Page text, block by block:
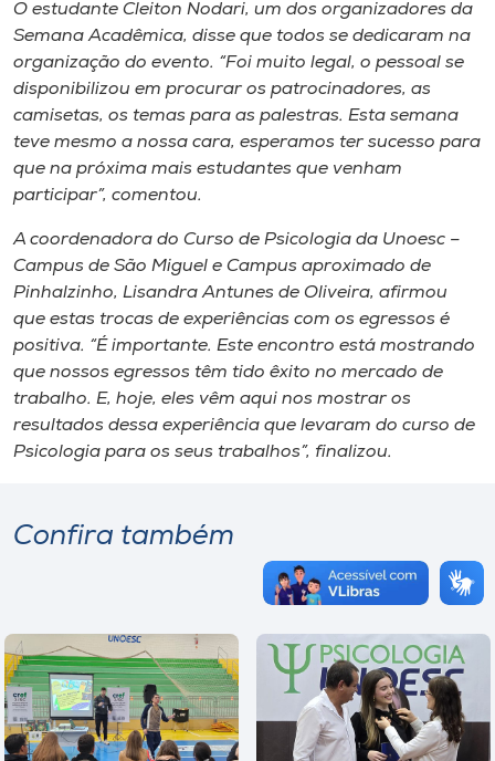
O estudante Cleiton Nodari, um dos organizadores da
Semana Acadêmica, disse que todos se dedicaram na
organização do evento. “Foi muito legal, o pessoal se
disponibilizou em procurar os patrocinadores, as
camisetas, os temas para as palestras. Esta semana
teve mesmo a nossa cara, esperamos ter sucesso para
que na próxima mais estudantes que venham
participar”, comentou.
A coordenadora do Curso de Psicologia da Unoesc –
Campus de São Miguel e Campus aproximado de
Pinhalzinho, Lisandra Antunes de Oliveira, afirmou
que estas trocas de experiências com os egressos é
positiva. “É importante. Este encontro está mostrando
que nossos egressos têm tido êxito no mercado de
trabalho. E, hoje, eles vêm aqui nos mostrar os
resultados dessa experiência que levaram do curso de
Psicologia para os seus trabalhos”, finalizou.
Confira também